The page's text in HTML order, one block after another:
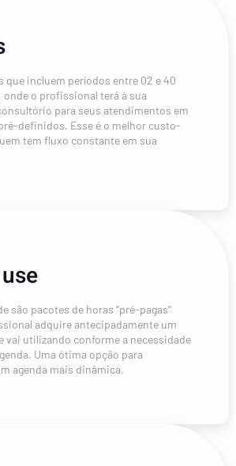
que incluem períodos entre 02 e 40
onde o profissional terá à sua
para seus atendimentos em
definidos. Esse é o melhor custo-
tem fluxo constante em sua
são pacotes de horas “pré-pagas”
adquire antecipadamente um
vai utilizando conforme a necessidade
Uma ótima opção para
agenda mais dinâmica.